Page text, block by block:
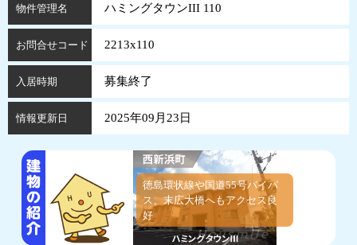
物件管理名 ハミングタウンIII 110
お問合せコード 2213x110
入居時期 募集終了
情報更新日 2025年09月23日
徳島環状線や国道55号バイパ
ス、末広大橋へもアクセス良
好